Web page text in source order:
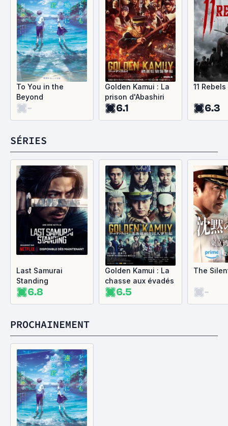
To You in the
Beyond
-
Golden Kamui : La
prison d'Abashiri
6.1
11 Rebels
6.3
SÉRIES
Last Samurai
Standing
6.8
Golden Kamui : La
chasse aux évadés
6.5
The
-
PROCHAINEMENT